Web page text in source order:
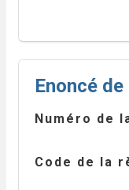
Enoncé
Numéro de
Code de la